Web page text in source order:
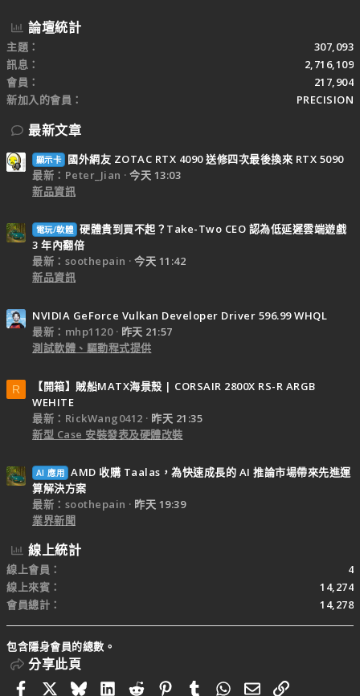
論壇統計
主題
307,093
訊息
2,716,109
會員
217,904
新加入的會員
PRECISION
最新文章
顯示卡
國外網友 ZOTAC RTX 4090 送修四次最後換來 RTX 5090
最新：Peter_Jian
今天 13:03
新品資訊
電玩/軟體 硬體貴到買不起？Take-Two CEO 認為低延遲雲端遊戲
3 年內翻倍
最新：soothepain
今天 11:42
新品資訊
NVIDIA GeForce Vulkan Developer Driver 596.99 WHQL
最新：mhp1120
昨天 21:57
測試軟體、驅動程式提供
R
【開箱】賊船MATX海景殼 | CORSAIR 2800X RS-R ARGB
WEHITE
最新：RickWang0412
昨天 21:35
新型 Case 安裝發表及硬體改裝
AI 應用 AMD 收購 Taalas，為快速成長的 AI 推論市場帶來先進運
算解決方案
最新：soothepain
昨天 19:39
業界新聞
線上統計
線上會員
4
線上來賓
14,274
會員總計
14,278
包含隱身會員的總數。
分享此頁
FacebookBlueskyLinkedIn
RedditPinterestTumblrWhatsApp
電子郵件
連結